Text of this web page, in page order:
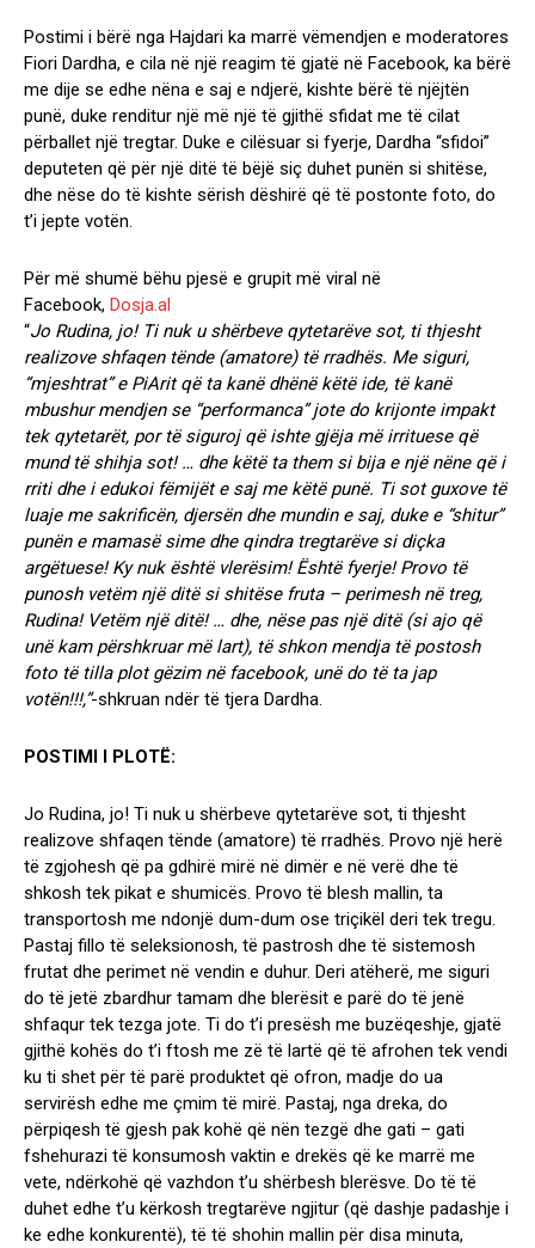
Postimi i bërë nga Hajdari ka marrë vëmendjen e moderatores
Fiori Dardha, e cila në një reagim të gjatë në Facebook, ka bërë
me dije se edhe nëna e saj e ndjerë, kishte bërë të njëjtën
punë, duke renditur një më një të gjithë sfidat me të cilat
përballet një tregtar. Duke e cilësuar si fyerje, Dardha “sfidoi”
deputeten që për një ditë të bëjë siç duhet punën si shitëse,
dhe nëse do të kishte sërish dëshirë që të postonte foto, do
t’i jepte votën.
Për më shumë bëhu pjesë e grupit më viral në
Facebook, Dosja.al
“Jo Rudina, jo! Ti nuk u shërbeve qytetarëve sot, ti thjesht
realizove shfaqen tënde (amatore) të rradhës. Me siguri,
“mjeshtrat” e PiArit që ta kanë dhënë këtë ide, të kanë
mbushur mendjen se “performanca” jote do krijonte impakt
tek qytetarët, por të siguroj që ishte gjëja më irrituese që
mund të shihja sot! … dhe këtë ta them si bija e një nëne që i
rriti dhe i edukoi fëmijët e saj me këtë punë. Ti sot guxove të
luaje me sakrificën, djersën dhe mundin e saj, duke e “shitur”
punën e mamasë sime dhe qindra tregtarëve si diçka
argëtuese! Ky nuk është vlerësim! Është fyerje! Provo të
punosh vetëm një ditë si shitëse fruta – perimesh në treg,
Rudina! Vetëm një ditë! … dhe, nëse pas një ditë (si ajo që
unë kam përshkruar më lart), të shkon mendja të postosh
foto të tilla plot gëzim në facebook, unë do të ta jap
votën!!!,”-shkruan ndër të tjera Dardha.
POSTIMI I PLOTË:
Jo Rudina, jo! Ti nuk u shërbeve qytetarëve sot, ti thjesht
realizove shfaqen tënde (amatore) të rradhës. Provo një herë
të zgjohesh që pa gdhirë mirë në dimër e në verë dhe të
shkosh tek pikat e shumicës. Provo të blesh mallin, ta
transportosh me ndonjë dum-dum ose triçikël deri tek tregu.
Pastaj fillo të seleksionosh, të pastrosh dhe të sistemosh
frutat dhe perimet në vendin e duhur. Deri atëherë, me siguri
do të jetë zbardhur tamam dhe blerësit e parë do të jenë
shfaqur tek tezga jote. Ti do t’i presësh me buzëqeshje, gjatë
gjithë kohës do t’i ftosh me zë të lartë që të afrohen tek vendi
ku ti shet për të parë produktet që ofron, madje do ua
servirësh edhe me çmim të mirë. Pastaj, nga dreka, do
përpiqesh të gjesh pak kohë që nën tezgë dhe gati – gati
fshehurazi të konsumosh vaktin e drekës që ke marrë me
vete, ndërkohë që vazhdon t’u shërbesh blerësve. Do të të
duhet edhe t’u kërkosh tregtarëve ngjitur (që dashje padashje i
ke edhe konkurentë), të të shohin mallin për disa minuta,